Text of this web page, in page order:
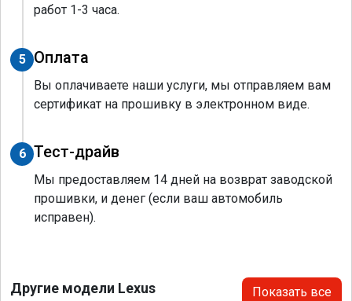
работ 1-3 часа.
5 Оплата
Вы оплачиваете наши услуги, мы отправляем вам
сертификат на прошивку в электронном виде.
6 Тест-драйв
Мы предоставляем 14 дней на возврат заводской
прошивки, и денег (если ваш автомобиль
исправен).
Другие модели Lexus Показать все